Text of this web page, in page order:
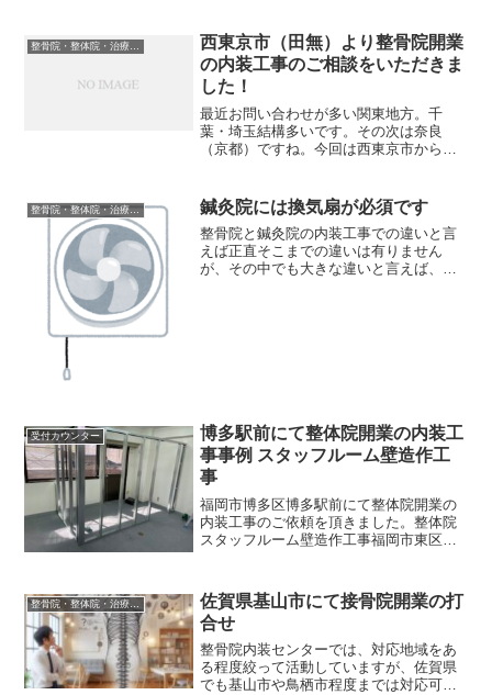
毎月あと10人余計に呼んでようやくトン
トンです。まあまあ大変なノルマですか
らこのプレッシャーは毎月だと考えると
心理的負担は意外と大きいです。1人経営
の最大の武器は「低固定費」ですから、
浮いた5万円を広告費や最新の治療器に回
す方が、賢い一人経営の戦略とも言える
ど、これらをすべて先生がこなします。
受付専門のスタッフがいるならまだ負担
は軽いですが開業当初はお給料も固定費
ですから、支払う負担を考えて最初は受
付を雇わない人も結構いらっしゃいま
が毎日ってことになると、患者さんを治
療している立場の先生の身体自体が壊れ
てしまっては意味がないですよね。手の
届く範囲に全てがある10〜12坪程度な
ら、1日40人診ても疲労度が全く違いま
す。先生のパフォーマンス維持こそが、
院の信頼に直結します。
ブリーズ壁紙ってい...
西東京市（田無）より整骨院開業
の内装工事のご相談をいただきま
した！
最近お問い合わせが多い関東地方。千
葉・埼玉結構多いです。その次は奈良
（京都）ですね。今回は西東京市からの
で、お願い出来ませんか？との問い合わ
せ。もちろん大丈夫です(^^...
整骨院・整体院・治療院内装工事について 鍼灸院には換気扇が必須です
整骨院と鍼灸院の内装工事での違いと言
えば正直そこまでの違いは有りません
が、その中でも大きな違いと言えば、換
受付カウンター
博多駅前にて整体院開業の内装工
事事例 スタッフルーム壁造作工
事
福岡市博多区博多駅前にて整体院開業の
内装工事のご依頼を頂きました。整体院
スタッフルーム壁造作工事福岡市東区箱
となったことをきっかけに博多駅前で新
たに整体院として開業する...
整骨院・整体院・治療院内装工事について
佐賀県基山市にて接骨院開業の打
合せ
整骨院内装センターでは、対応地域をあ
る程度絞って活動していますが、佐賀県
でも基山市や鳥栖市程度までは対応可能